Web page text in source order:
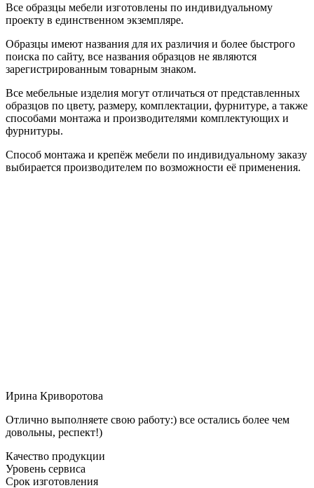
Все образцы мебели изготовлены по индивидуальному
проекту в единственном экземпляре.
Образцы имеют названия для их различия и более быстрого
поиска по сайту, все названия образцов не являются
зарегистрированным товарным знаком.
Все мебельные изделия могут отличаться от представленных
образцов по цвету, размеру, комплектации, фурнитуре, а также
способами монтажа и производителями комплектующих и
фурнитуры.
Способ монтажа и крепёж мебели по индивидуальному заказу
выбирается производителем по возможности её применения.
Ирина Криворотова
Отлично выполняете свою работу:) все остались более чем
довольны, респект!)
Качество продукции
Уровень сервиса
Срок изготовления